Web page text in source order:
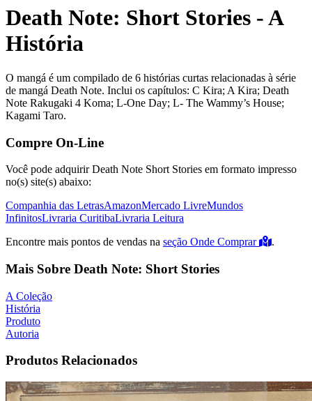
Death Note: Short Stories - A
História
O mangá é um compilado de 6 histórias curtas relacionadas à série
de mangá Death Note. Inclui os capítulos: C Kira; A Kira; Death
Note Rakugaki 4 Koma; L-One Day; L- The Wammy’s House;
Kagami Taro.
Compre On-Line
Você pode adquirir Death Note Short Stories em formato impresso
no(s) site(s) abaixo:
Companhia das LetrasAmazonMercado LivreMundos
InfinitosLivraria CuritibaLivraria Leitura
Encontre mais pontos de vendas na seção Onde Comprar .
Mais Sobre Death Note: Short Stories
A Coleção
História
Produto
Autoria
Produtos Relacionados